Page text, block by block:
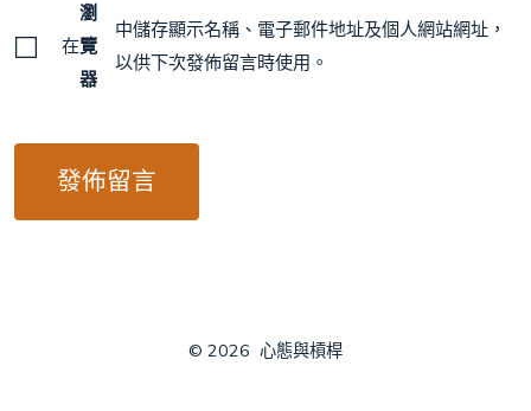
在
瀏
覽
器
中儲存顯示名稱、電子郵件地址及個人網站網址，
以供下次發佈留言時使用。
© 2026 心態與槓桿